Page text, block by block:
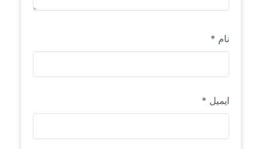
نام *
ایمیل *